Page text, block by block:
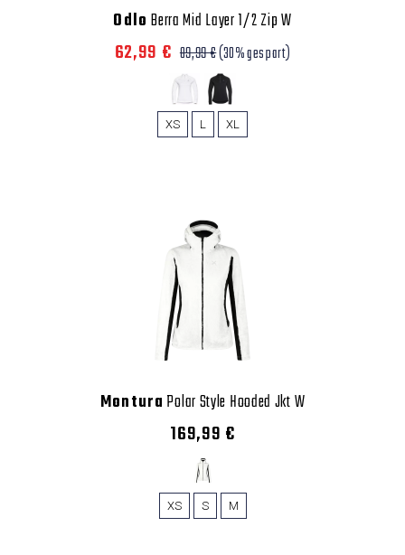
Odlo Berra Mid Layer 1/2 Zip W
62,99 € 89,99 €(30% gespart)
XS L XL
Montura Polar Style Hooded Jkt W
169,99 €
XS S M